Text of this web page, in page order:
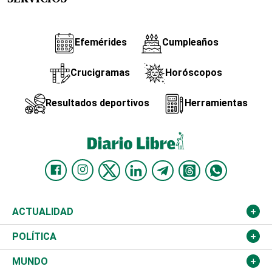
Efemérides Cumpleaños
Crucigramas Horóscopos
Resultados deportivos Herramientas
ACTUALIDAD
Nacional
Ciudad
POLÍTICA
Partidos
MUNDO